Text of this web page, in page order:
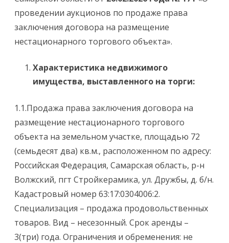
проведении аукционов по продаже права
заключения договора на размещение
нестационарного торгового объекта».
Характеристика недвижимого
имущества, выставленного на торги:
1.1.Продажа права заключения договора на
размещение нестационарного торгового
объекта на земельном участке, площадью 72
(семьдесят два) кв.м., расположенном по адресу:
Российская Федерация, Самарская область, р-н
Волжский, пгт Стройкерамика, ул. Дружбы, д. б/н.
Кадастровый номер 63:17:0304006:2.
Специализация – продажа продовольственных
товаров. Вид – несезонный. Срок аренды –
3(три) года. Ограничения и обременения: не